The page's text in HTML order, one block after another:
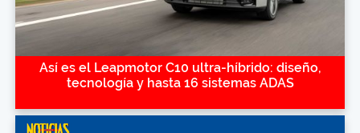
Así es el Leapmotor C10 ultra-híbrido: diseño,
tecnología y hasta 16 sistemas ADAS